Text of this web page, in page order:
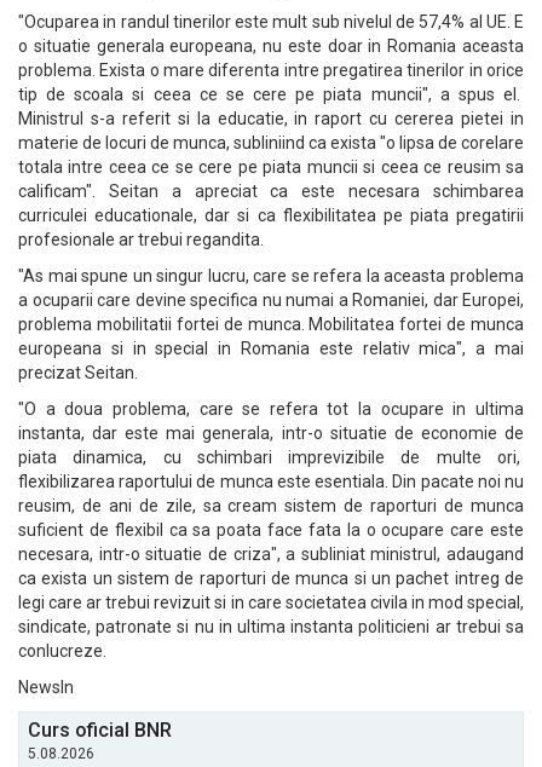
"Ocuparea in randul tinerilor este mult sub nivelul de 57,4% al UE. E
o situatie generala europeana, nu este doar in Romania aceasta
problema. Exista o mare diferenta intre pregatirea tinerilor in orice
tip de scoala si ceea ce se cere pe piata muncii", a spus el.
Ministrul s-a referit si la educatie, in raport cu cererea pietei in
materie de locuri de munca, subliniind ca exista "o lipsa de corelare
totala intre ceea ce se cere pe piata muncii si ceea ce reusim sa
calificam". Seitan a apreciat ca este necesara schimbarea
curriculei educationale, dar si ca flexibilitatea pe piata pregatirii
profesionale ar trebui regandita.
"As mai spune un singur lucru, care se refera la aceasta problema
a ocuparii care devine specifica nu numai a Romaniei, dar Europei,
problema mobilitatii fortei de munca. Mobilitatea fortei de munca
europeana si in special in Romania este relativ mica", a mai
precizat Seitan.
"O a doua problema, care se refera tot la ocupare in ultima
instanta, dar este mai generala, intr-o situatie de economie de
piata dinamica, cu schimbari imprevizibile de multe ori,
flexibilizarea raportului de munca este esentiala. Din pacate noi nu
reusim, de ani de zile, sa cream sistem de raporturi de munca
suficient de flexibil ca sa poata face fata la o ocupare care este
necesara, intr-o situatie de criza", a subliniat ministrul, adaugand
ca exista un sistem de raporturi de munca si un pachet intreg de
legi care ar trebui revizuit si in care societatea civila in mod special,
sindicate, patronate si nu in ultima instanta politicieni ar trebui sa
conlucreze.
NewsIn
Curs oficial BNR
5.08.2026